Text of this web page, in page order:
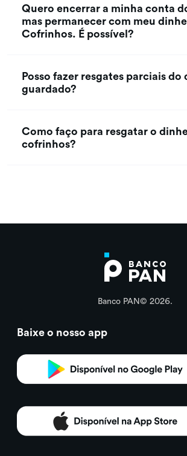
Quero encerrar a minha conta
mas permanecer com meu
Cofrinhos. É possível?
Posso fazer resgates parciais do
guardado?
Como faço para resgatar o
cofrinhos?
Banco PAN© 2026.
Baixe o nosso app